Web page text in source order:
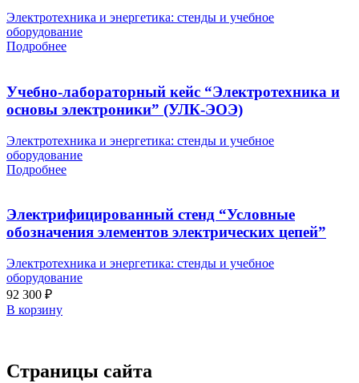
Электротехника и энергетика: стенды и учебное
оборудование
Подробнее
Учебно-лабораторный кейс “Электротехника и
основы электроники” (УЛК-ЭОЭ)
Электротехника и энергетика: стенды и учебное
оборудование
Подробнее
Электрифицированный стенд “Условные
обозначения элементов электрических цепей”
Электротехника и энергетика: стенды и учебное
оборудование
92 300 ₽
В корзину
Страницы сайта